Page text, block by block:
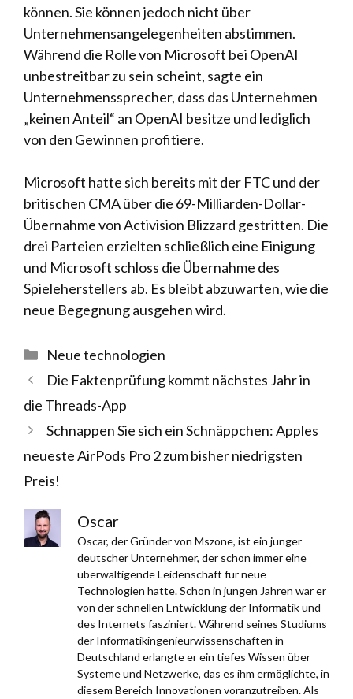
können. Sie können jedoch nicht über
Unternehmensangelegenheiten abstimmen.
Während die Rolle von Microsoft bei OpenAI
unbestreitbar zu sein scheint, sagte ein
Unternehmenssprecher, dass das Unternehmen
„keinen Anteil“ an OpenAI besitze und lediglich
von den Gewinnen profitiere.
Microsoft hatte sich bereits mit der FTC und der
britischen CMA über die 69-Milliarden-Dollar-
Übernahme von Activision Blizzard gestritten. Die
drei Parteien erzielten schließlich eine Einigung
und Microsoft schloss die Übernahme des
Spieleherstellers ab. Es bleibt abzuwarten, wie die
neue Begegnung ausgehen wird.
Kategorien
Neue technologien
Die Faktenprüfung kommt nächstes Jahr in
die Threads-App
Schnappen Sie sich ein Schnäppchen: Apples
neueste AirPods Pro 2 zum bisher niedrigsten
Preis!
Oscar
Oscar, der Gründer von Mszone, ist ein junger
deutscher Unternehmer, der schon immer eine
überwältigende Leidenschaft für neue
Technologien hatte. Schon in jungen Jahren war er
von der schnellen Entwicklung der Informatik und
des Internets fasziniert. Während seines Studiums
der Informatikingenieurwissenschaften in
Deutschland erlangte er ein tiefes Wissen über
Systeme und Netzwerke, das es ihm ermöglichte, in
diesem Bereich Innovationen voranzutreiben. Als